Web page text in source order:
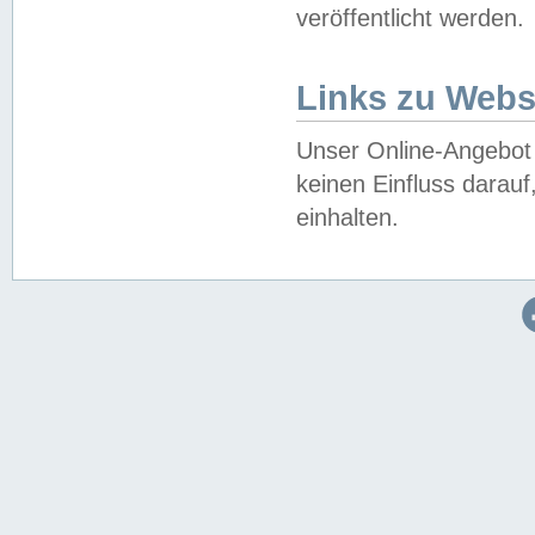
veröffentlicht werden.
Links zu
Unser Online-
keinen Einfluss
einhalten.